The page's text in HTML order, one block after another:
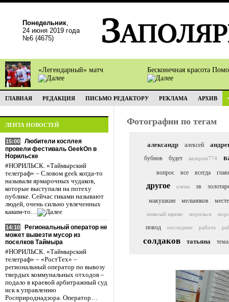
Понедельник,
24 июня 2019 года
№6 (4675)
«Легендарный» матч Бесконечная красота
ГЛАВНАЯ РЕДАКЦИЯ ПИСЬМО РЕДАКТОРУ РЕКЛАМА АРХИВ
ЛЕНТА НОВОСТЕЙ
15:00
Любители косплея
провели фестиваль GeekOn в
Норильске
#НОРИЛЬСК. «Таймырский
телеграф» – Словом geek когда-то
называли ярмарочных чудаков,
которые выступали на потеху
публике. Сейчас гиками называют
людей, очень сильно увлеченных
каким-то…
14:10
Региональный оператор не
может вывезти мусор из
поселков Таймыра
#НОРИЛЬСК. «Таймырский
телеграф» – «РостТех» –
региональный оператор по вывозу
твердых коммунальных отходов –
подало в краевой арбитражный суд
иск к управлению
Росприроднадзора. Оператор…
Фотографии по тегам
александр алексей
бубнов будет валерии774
вопрос все всегда
другое елена зв
макушкин
мельников месте
николай щипко норильск
повод последние работа
солдаков татьяна тема